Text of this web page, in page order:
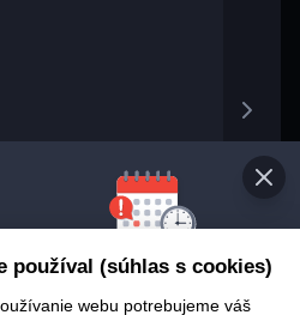
používal (súhlas s cookies)
webu potrebujeme váš